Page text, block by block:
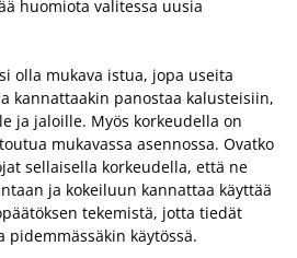
huomiota valitessa uusia
olla mukava istua, jopa useita
kannattaakin panostaa kalusteisiin,
ja jaloille. Myös korkeudella on
mukavassa asennossa. Ovatko
sellaisella korkeudella, että ne
ja kokeiluun kannattaa käyttää
tekemistä, jotta tiedät
pidemmässäkin käytössä.